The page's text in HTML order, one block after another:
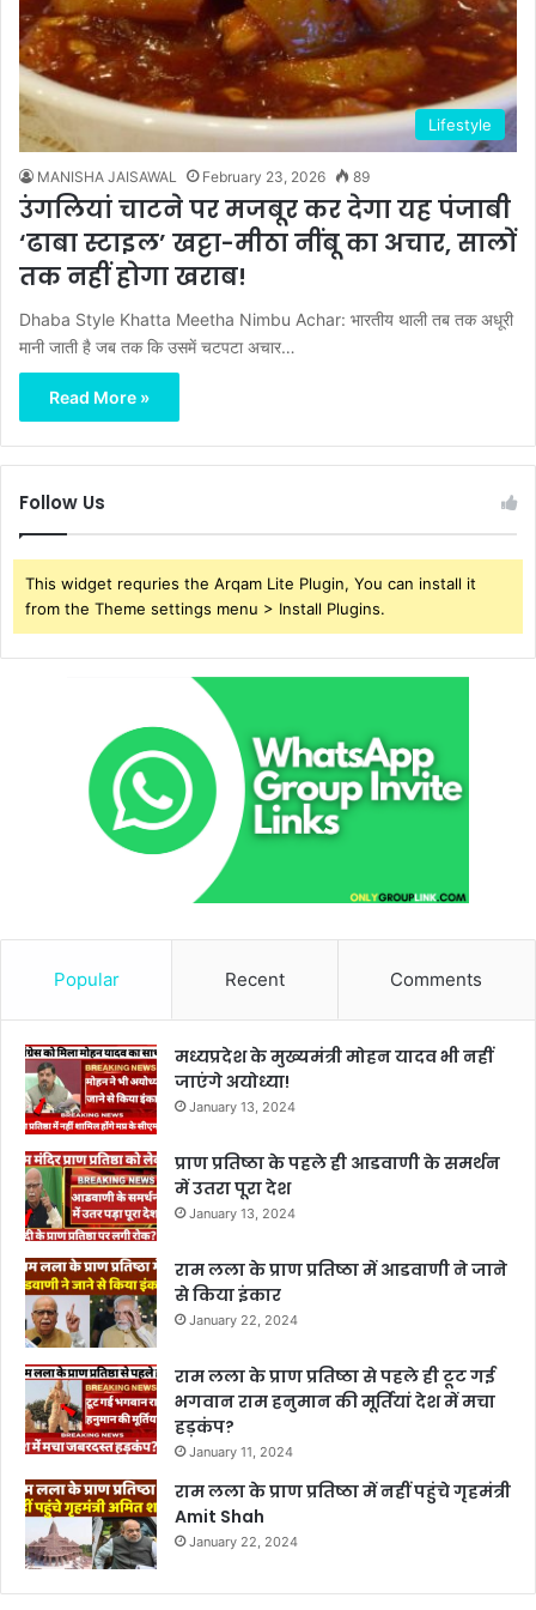
Lifestyle
MANISHA JAISAWAL February 23, 2026 89
उंगलियां चाटने पर मजबूर कर देगा यह पंजाबी
‘ढाबा स्टाइल’ खट्टा-मीठा नींबू का अचार, सालों
तक नहीं होगा खराब!
Dhaba Style Khatta Meetha Nimbu Achar: भारतीय थाली तब तक अधूरी
मानी जाती है जब तक कि उसमें चटपटा अचार…
Read More »
Follow Us
This widget requries the Arqam Lite Plugin, You can install it
from the Theme settings menu > Install Plugins.
Popular Recent Comments
मध्यप्रदेश के मुख्यमंत्री मोहन यादव भी नहीं
जाएंगे अयोध्या!
January 13, 2024
प्राण प्रतिष्ठा के पहले ही आडवाणी के समर्थन
में उतरा पूरा देश
January 13, 2024
राम लला के प्राण प्रतिष्ठा में आडवाणी ने जाने
से किया इंकार
January 22, 2024
राम लला के प्राण प्रतिष्ठा से पहले ही टूट गई
भगवान राम हनुमान की मूर्तियां देश में मचा
हड़कंप?
January 11, 2024
राम लला के प्राण प्रतिष्ठा में नहीं पहुंचे गृहमंत्री
Amit Shah
January 22, 2024